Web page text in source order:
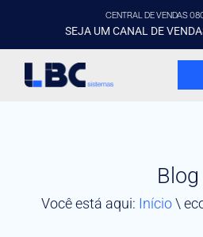
CENTRAL DE VENDAS
SEJA UM CANAL DE
Blog
Você está aqui: Início\